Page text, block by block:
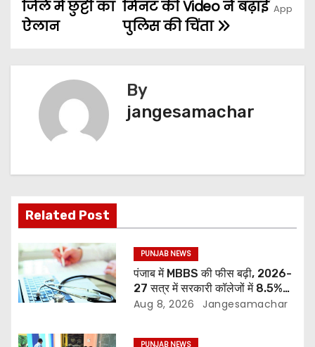
मिनट की Video ने बढ़ाई
पुलिस की चिंता
जिले में छुट्टी का
ऐलान
By
jangesamachar
Related Post
PUNJAB NEWS
पंजाब में MBBS की फीस बढ़ी, 2026-
27 सत्र में सरकारी कॉलेजों में 8.5%
और निजी सीटों पर 17.4% तक बढ़ोतरी
Aug 8, 2026 Jangesamachar
PUNJAB NEWS